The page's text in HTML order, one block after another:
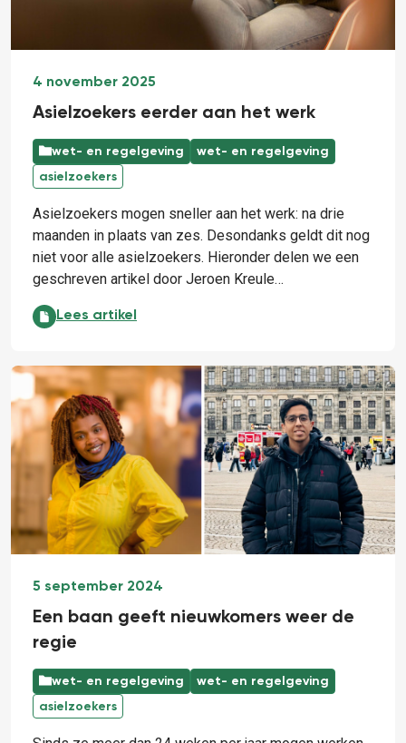
4 november 2025
Asielzoekers eerder aan het werk
wet- en regelgeving
wet- en regelgeving
asielzoekers
Asielzoekers mogen sneller aan het werk: na drie
maanden in plaats van zes. Desondanks geldt dit nog
niet voor alle asielzoekers. Hieronder delen we een
geschreven artikel door Jeroen Kreule…
Asielzoekers eerder aan het werk:
Lees artikel
5 september 2024
Een baan geeft nieuwkomers weer de
regie
wet- en regelgeving
wet- en regelgeving
asielzoekers